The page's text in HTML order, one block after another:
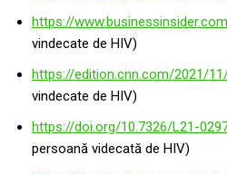
https://
vindecate de HIV)
https://edition.cnn.com/2021/
vindecate de HIV)
https://doi.org/10.7326/L21-
persoană videcată de HIV)